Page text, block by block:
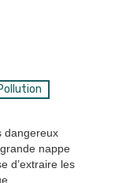
dangereux
nappe
d’extraire les